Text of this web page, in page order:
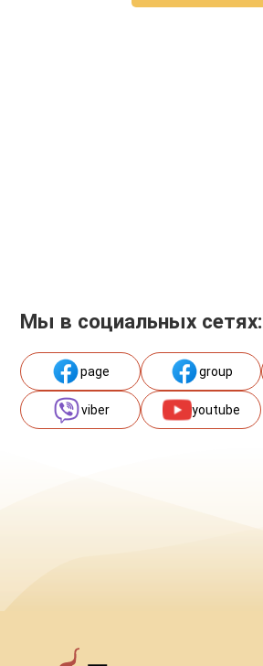
Мы в социальных сетях:
page group
viber youtube